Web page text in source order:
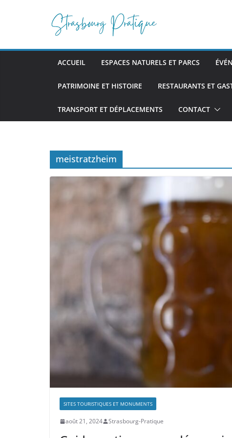
ACCUEIL ESPACES NATURELS ET PARCS
PATRIMOINE ET HISTOIRE RESTAURANTS ET
TRANSPORT ET DÉPLACEMENTS CONTACT
meistratzheim
SITES TOURISTIQUES ET MONUMENTS
août 21, 2024 Strasbourg-Pratique